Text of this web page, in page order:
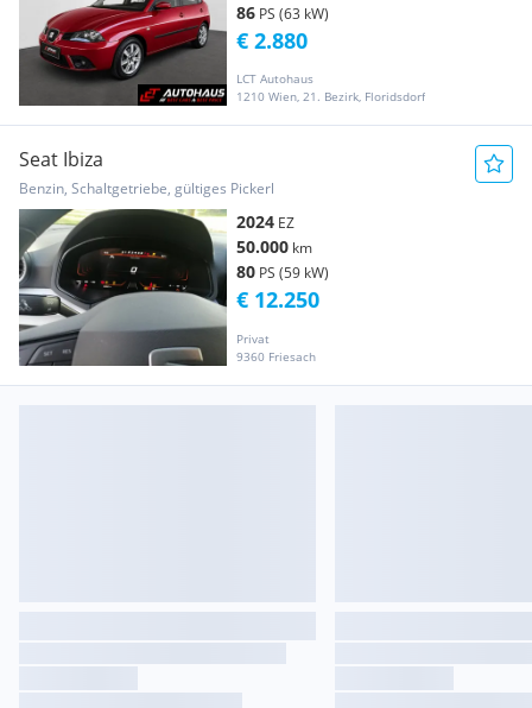
86 PS (63 kW)
LCT Autohaus
1210 Wien, 21. Bezirk, Floridsdorf
€ 2.880
Seat Ibiza
Benzin, Schaltgetriebe, gültiges Pickerl
2024 EZ
50.000 km
80 PS (59 kW)
Privat
9360 Friesach
€ 12.250